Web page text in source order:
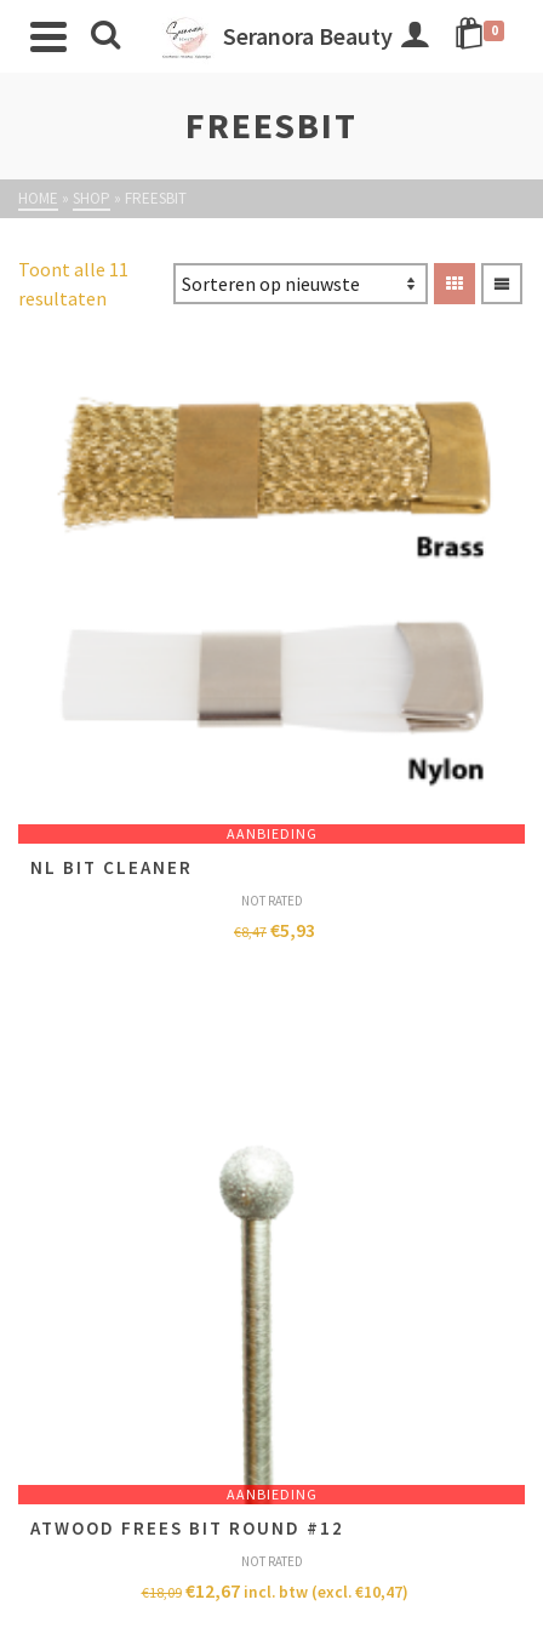
Seranora Beauty 0
FREESBIT
HOME » SHOP » FREESBIT
Toont alle 11
resultaten
AANBIEDING
NL BIT CLEANER
NOT RATED
€8,47 €5,93
AANBIEDING
ATWOOD FREES BIT ROUND #12
NOT RATED
€18,09 €12,67 incl. btw (excl.€10,47)